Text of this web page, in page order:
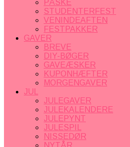
PÅSKE
STUDENTERFEST
VENINDEAFTEN
FESTPAKKER
GAVER
BREVE
DIY-BØGER
GAVEÆSKER
KUPONHÆFTER
MORGENGAVER
JUL
JULEGAVER
JULEKALENDERE
JULEPYNT
JULESPIL
NISSEDØR
NYTÅR